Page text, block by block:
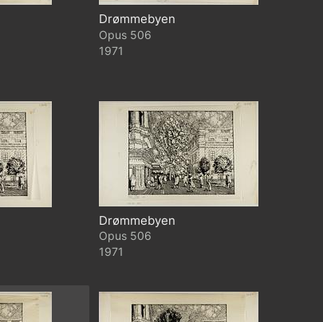
Drømmebyen
506
1971
Drømmebyen
506
1971